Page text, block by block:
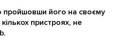
пройшовши його на своєму
пристроях, не